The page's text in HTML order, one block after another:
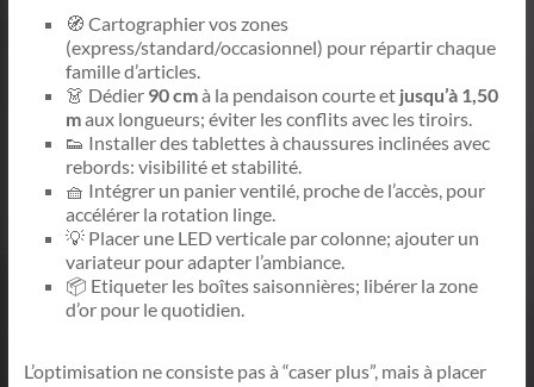
🧭 Cartographier vos zones
(express/standard/occasionnel) pour répartir chaque
famille d’articles.
👗 Dédier 90 cmà la pendaison courte et jusqu’à 1,50
maux longueurs; éviter les conflits avec les tiroirs.
👟 Installer des tablettes à chaussures inclinées avec
rebords: visibilité et stabilité.
🧺 Intégrer un panier ventilé, proche de l’accès, pour
accélérer la rotation linge.
💡 Placer une LED verticale par colonne; ajouter un
variateur pour adapter l’ambiance.
📦 Etiqueter les boîtes saisonnières; libérer la zone
d’or pour le quotidien.
L’optimisation ne consiste pas à “caser plus”, mais à placer